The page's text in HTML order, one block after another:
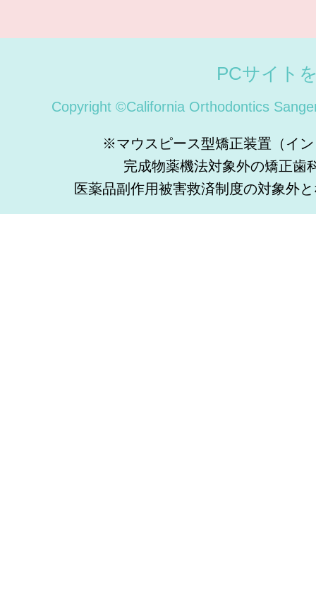
PCサイト
Copyright ©California Orthodontics
※マウスピース型矯正装置（イ
完成物薬機法対象外の矯正歯
医薬品副作用被害救済制度の対象外